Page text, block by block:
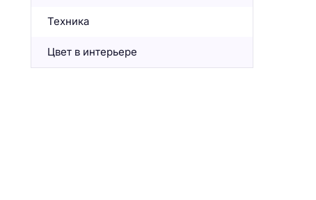
Техника
Цвет в интерьере